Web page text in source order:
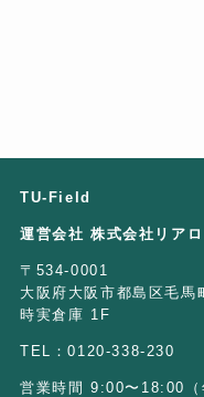
TU-Field
運営会社 株式会社リアロ
〒534-0001
大阪府大阪市都島区毛馬
時実倉庫 1F
TEL：0120-338-230
営業時間 9:00〜18:00（